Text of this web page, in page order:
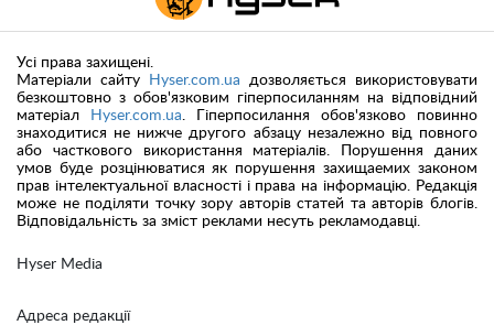
Hyser Media
Адреса редакції
Усі права захищені.
Матеріали сайту
Hyser.com.ua дозволяється використовувати
безкоштовно з обов'язковим гіперпосиланням на відповідний
матеріал
Hyser.com.ua . Гіперпосилання обов'язково повинно
знаходитися не нижче другого абзацу незалежно від повного
або часткового використання матеріалів. Порушення даних
умов буде розцінюватися як порушення захищаемих законом
прав інтелектуальної власності і права на інформацію. Редакція
може не поділяти точку зору авторів статей та авторів блогів.
Відповідальність за зміст реклами несуть рекламодавці.